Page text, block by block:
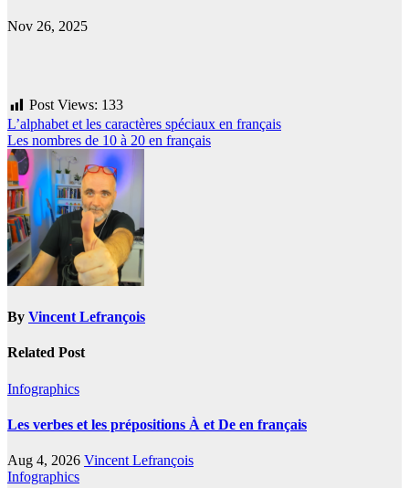
Nov 26, 2025
Post Views: 133
Post
navigation
L’alphabet et les caractères spéciaux en français
Les nombres de 10 à 20 en français
By Vincent Lefrançois
Related Post
Infographics
Les verbes et les prépositions À et De en français
Aug 4, 2026 Vincent Lefrançois
Infographics